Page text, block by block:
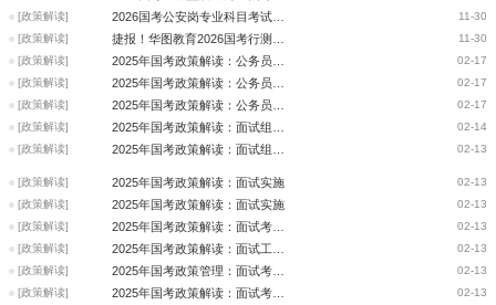
11-30
[政策解读]
11-30
[政策解读]
02-17
[政策解读]
02-17
[政策解读]
02-17
[政策解读]
02-14
[政策解读]
02-13
[政策解读]
02-13
[政策解读] 2025年国考政策解读：面试实施
02-13
[政策解读] 2025年国考政策解读：面试实施
02-13
[政策解读]
02-13
[政策解读]
02-13
[政策解读]
02-13
[政策解读]